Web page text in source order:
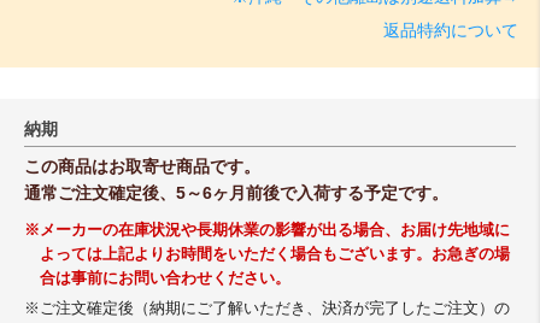
返品特約について
納期
この商品はお取寄せ商品です。
通常ご注文確定後、5～6ヶ月前後で入荷する予定です。
※メーカーの在庫状況や長期休業の影響が出る場合、お届け先地域に
よっては上記よりお時間をいただく場合もございます。お急ぎの場
合は事前にお問い合わせください。
※ご注文確定後（納期にご了解いただき、決済が完了したご注文）の